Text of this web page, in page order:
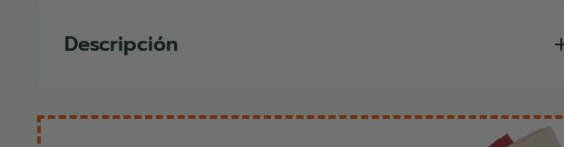
Descripción
corte. Contiene 5 productos distintos para garantizar la durabilidad